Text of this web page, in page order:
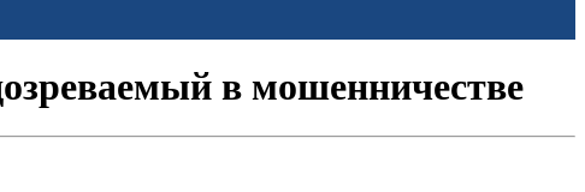
в мошенничестве